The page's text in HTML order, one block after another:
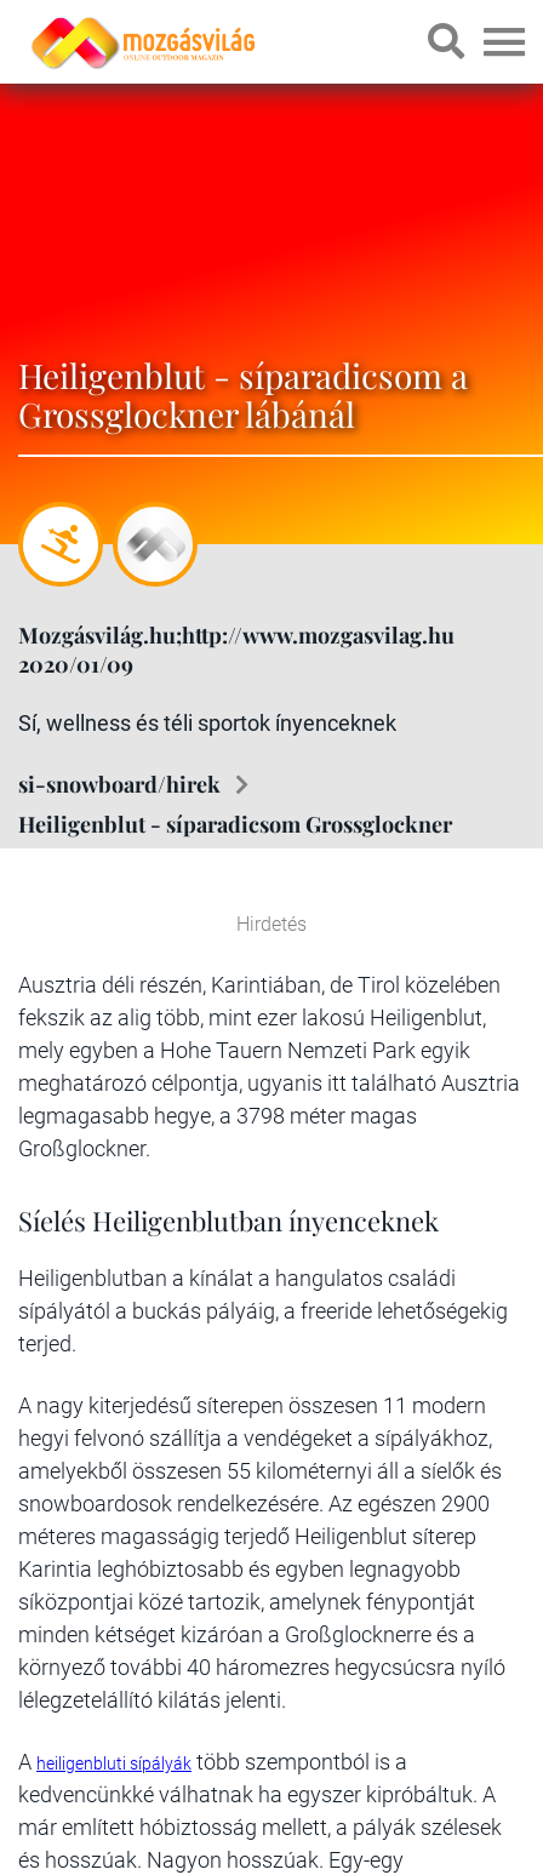
Heiligenblut - síparadicsom a
Grossglockner lábánál
Mozgásvilág.hu;http://www.mozgasvilag.hu
2020/01/09
Sí, wellness és téli sportok ínyenceknek
si-snowboard/hirek
Heiligenblut - síparadicsom Grossglockner
Hirdetés
Ausztria déli részén, Karintiában, de Tirol közelében
fekszik az alig több, mint ezer lakosú Heiligenblut,
mely egyben a Hohe Tauern Nemzeti Park egyik
meghatározó célpontja, ugyanis itt található Ausztria
legmagasabb hegye, a 3798 méter magas
Großglockner.
Síelés Heiligenblutban ínyenceknek
Heiligenblutban a kínálat a hangulatos családi
sípályától a buckás pályáig, a freeride lehetőségekig
terjed.
A nagy kiterjedésű síterepen összesen 11 modern
hegyi felvonó szállítja a vendégeket a sípályákhoz,
amelyekből összesen 55 kilométernyi áll a síelők és
snowboardosok rendelkezésére. Az egészen 2900
méteres magasságig terjedő Heiligenblut síterep
Karintia leghóbiztosabb és egyben legnagyobb
síközpontjai közé tartozik, amelynek fénypontját
minden kétséget kizáróan a Großglocknerre és a
környező további 40 háromezres hegycsúcsra nyíló
lélegzetelállító kilátás jelenti.
A heiligenbluti sípályák több szempontból is a
kedvencünkké válhatnak ha egyszer kipróbáltuk. A
már említett hóbiztosság mellett, a pályák szélesek
és hosszúak. Nagyon hosszúak. Egy-egy